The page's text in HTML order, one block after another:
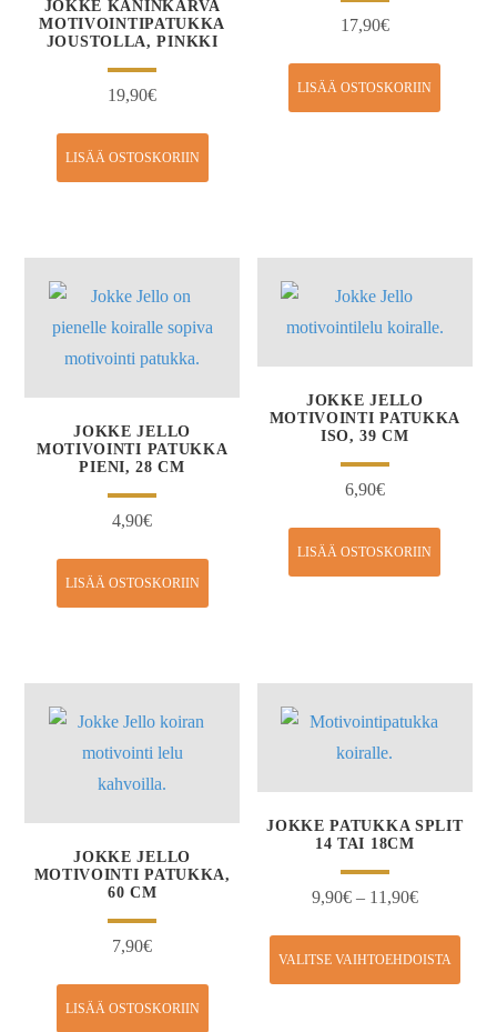
JOKKE KANINKARVA
MOTIVOINTIPATUKKA
JOUSTOLLA, PINKKI
19,90€
LISÄÄ OSTOSKORIIN
17,90€
LISÄÄ OSTOSKORIIN
JOKKE JELLO
MOTIVOINTI PATUKKA
PIENI, 28 CM
4,90€
LISÄÄ OSTOSKORIIN
JOKKE JELLO
MOTIVOINTI PATUKKA
ISO, 39 CM
6,90€
LISÄÄ OSTOSKORIIN
JOKKE JELLO
MOTIVOINTI PATUKKA,
60 CM
7,90€
LISÄÄ OSTOSKORIIN
JOKKE PATUKKA SPLIT
14 TAI 18CM
9,90€ – 11,90€
VALITSE VAIHTOEHDOISTA